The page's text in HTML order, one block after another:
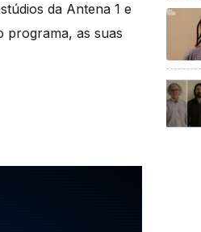
da Antena 1 e
programa, as suas